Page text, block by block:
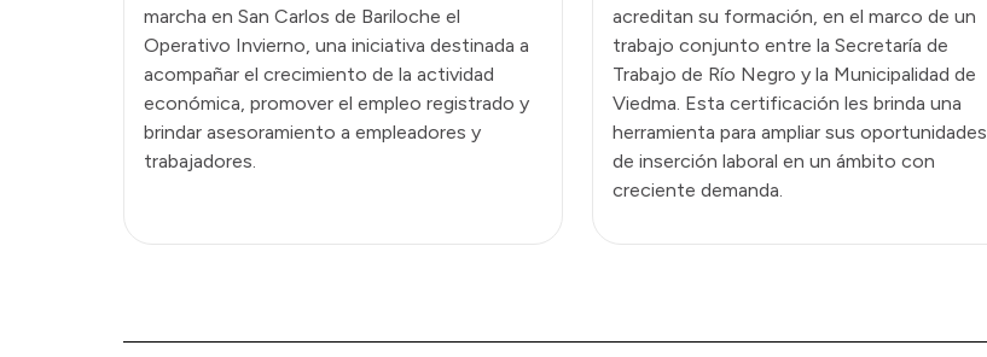
marcha en San Carlos de Bariloche el
Operativo Invierno, una iniciativa destinada a
acompañar el crecimiento de la actividad
económica, promover el empleo registrado y
brindar asesoramiento a empleadores y
trabajadores.
acreditan su formación, en el marco de un
trabajo conjunto entre la Secretaría de
Trabajo de Río Negro y la Municipalidad de
Viedma. Esta certificación les brinda una
herramienta para ampliar sus oportunidades
de inserción laboral en un ámbito con
creciente demanda.